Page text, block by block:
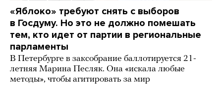
«Яблоко» требуют снять с выборов
в Госдуму. Но это не должно помешать
тем, кто идет от партии в региональные
парламенты
В Петербурге в заксобрание баллотируется 21-
летняя Марина Песляк. Она «искала любые
методы», чтобы агитировать за мир